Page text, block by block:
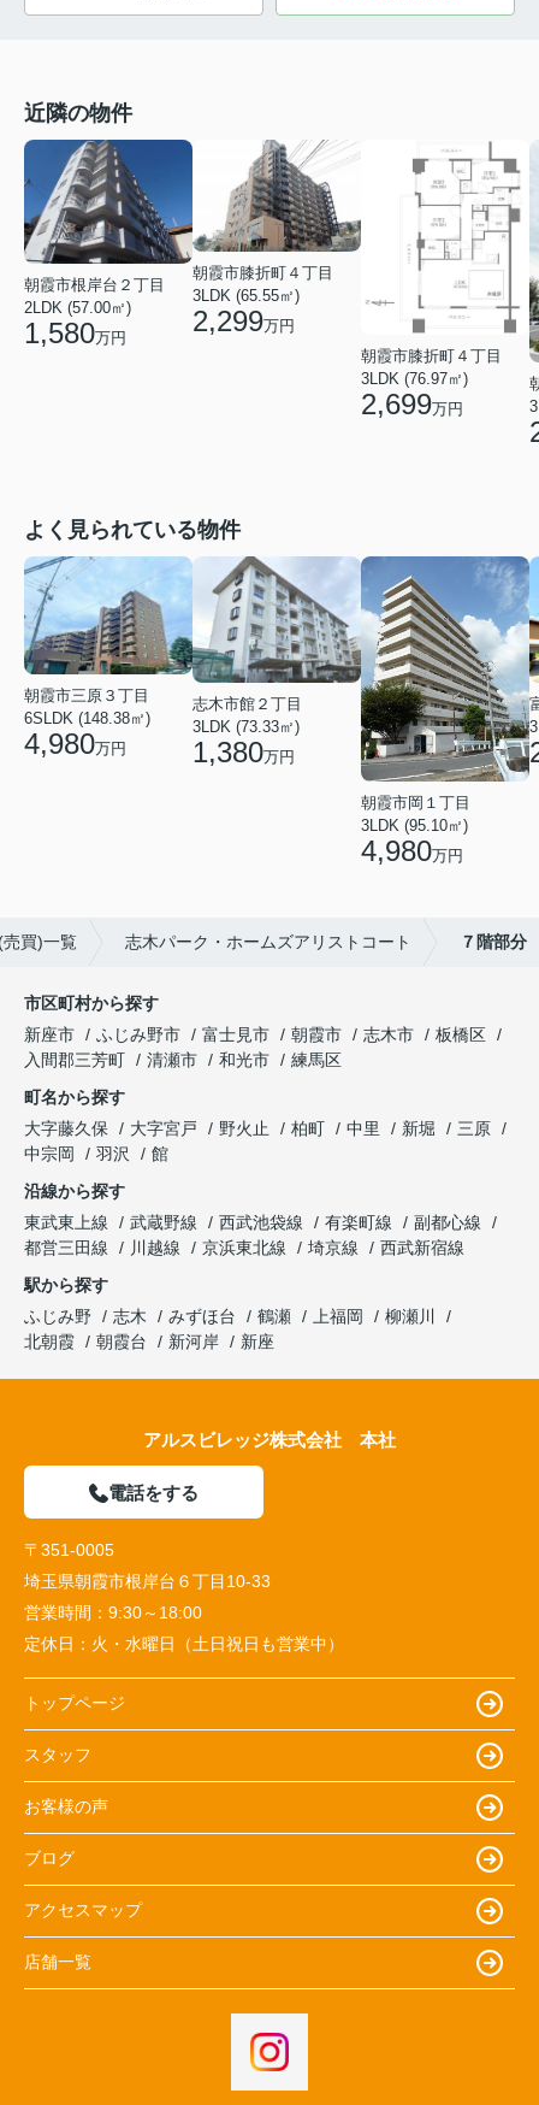
近隣の物件
朝霞市根岸台２丁目
2LDK (57.00㎡)
1,580万円
朝霞市膝折町４丁目
3LDK (65.55㎡)
2,299万円
朝霞市膝折町４丁目
3LDK (76.97㎡)
2,699万円
よく見られている物件
朝霞市三原３丁目
6SLDK (148.38㎡)
4,980万円
志木市館２丁目
3LDK (73.33㎡)
1,380万円
朝霞市岡１丁目
3LDK (95.10㎡)
4,980万円
買)一覧 志木パーク・ホームズアリストコート ７階部分
市区町村から探す
新座市
ふじみ野市 富士見市 朝霞市 志木市
板橋区
入間郡三芳町
清瀬市 和光市
練馬区
町名から探す
大字藤久保
大字宮戸 野火止 柏町 中里 新堀
三原
中宗岡
羽沢
館
沿線から探す
東武東上線
武蔵野線 西武池袋線 有楽町線
副都心線
都営三田線
川越線 京浜東北線 埼京線
西武新宿線
駅から探す
ふじみ野
志木 みずほ台 鶴瀬 上福岡
柳瀬川
北朝霞
朝霞台 新河岸 新座
アルスビレッジ株式会社 本社
電話をする
〒351-0005
埼玉県朝霞市根岸台６丁目10-33
営業時間： 9:30～18:00
定休日： 火・水曜日（土日祝日も営業中）
トップページ
スタッフ
お客様の声
ブログ
アクセスマップ
店舗一覧